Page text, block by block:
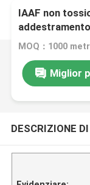
IAAF non
sistemi di pista
Miglior
DESCRIZIONE